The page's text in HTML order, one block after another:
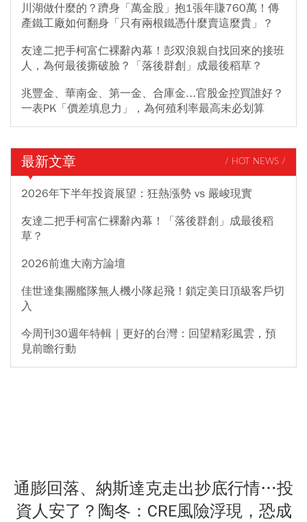
川湖做什麼的？躋身「萬金股」抱1張年賺760萬！傳
產鐵工廠如何翻身「只有兩根鐵憑什麼賣這麼貴」？
友達二把手柯富仁裸辭內幕！彭双浪親自找回來的接班
人，為何最後撕破臉？「落後群創」成最後稻草？
兆豐金、華南金、第一金、合庫金...官股金控買誰好？
一表PK「價差填息力」，為何殖利率最高未必划算
最新文章 / HOT NEWS /
2026年下半年投資展望：狂熱漲勢 vs 嚴峻現實
友達二把手柯富仁裸辭內幕！「落後群創」成最後稻
草？
2026前進大南方論壇
佳世達集團艦隊無人機小隊起飛！鎖定美日頂級客戶切
入
今周刊30週年特輯｜更好的台灣：回望精彩風雲，預
見前瞻行動
通膨回落、納斯達克走出抄底行情…投
資人安了？陶冬：CRE風險浮現，恐成